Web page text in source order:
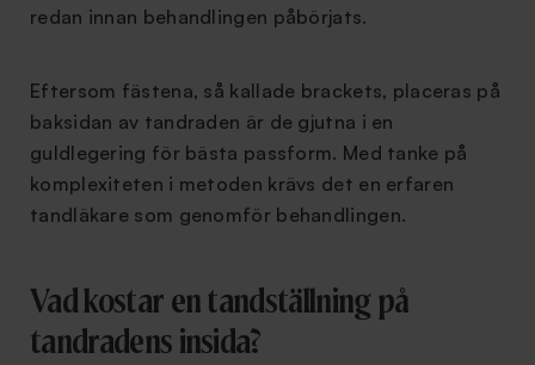
redan innan behandlingen påbörjats.
Eftersom fästena, så kallade brackets, placeras på
baksidan av tandraden är de gjutna i en
guldlegering för bästa passform. Med tanke på
komplexiteten i metoden krävs det en erfaren
tandläkare som genomför behandlingen.
Vad kostar en tandställning på
tandradens insida?